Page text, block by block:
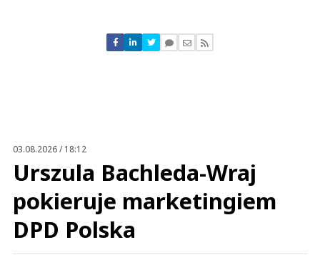
Ten Polo Markecik to jeszcze dyszy ???
Franz
Odpowiedz
0
03.08.2026 / 18:12
Urszula Bachleda-Wraj
pokieruje marketingiem
DPD Polska